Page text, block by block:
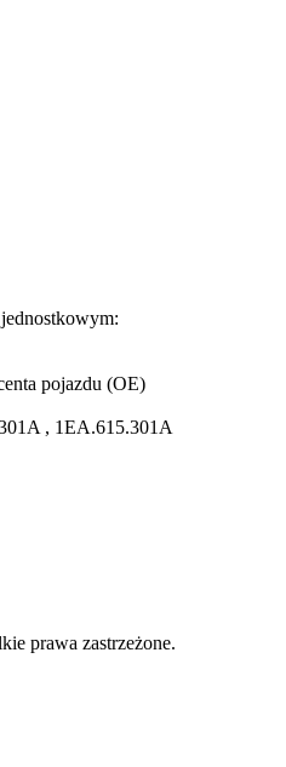
pojazdu (OE)
, 1EA.615.301A
prawa zastrzeżone.